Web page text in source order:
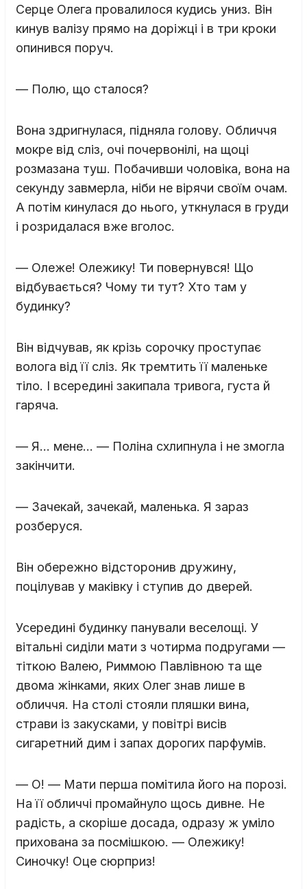
Серце Олега провалилося кудись униз. Він
кинув валізу прямо на доріжці і в три кроки
опинився поруч.
— Полю, що сталося?
Вона здригнулася, підняла голову. Обличчя
мокре від сліз, очі почервонілі, на щоці
розмазана туш. Побачивши чоловіка, вона на
секунду завмерла, ніби не вірячи своїм очам.
А потім кинулася до нього, уткнулася в груди
і розридалася вже вголос.
— Олеже! Олежику! Ти повернувся! Що
відбувається? Чому ти тут? Хто там у
будинку?
Він відчував, як крізь сорочку проступає
волога від її сліз. Як тремтить її маленьке
тіло. І всередині закипала тривога, густа й
гаряча.
— Я… мене… — Поліна схлипнула і не змогла
закінчити.
— Зачекай, зачекай, маленька. Я зараз
розберуся.
Він обережно відсторонив дружину,
поцілував у маківку і ступив до дверей.
Усередині будинку панували веселощі. У
вітальні сиділи мати з чотирма подругами —
тіткою Валею, Риммою Павлівною та ще
двома жінками, яких Олег знав лише в
обличчя. На столі стояли пляшки вина,
страви із закусками, у повітрі висів
сигаретний дим і запах дорогих парфумів.
— О! — Мати перша помітила його на порозі.
На її обличчі промайнуло щось дивне. Не
радість, а скоріше досада, одразу ж уміло
прихована за посмішкою. — Олежику!
Синочку! Оце сюрприз!